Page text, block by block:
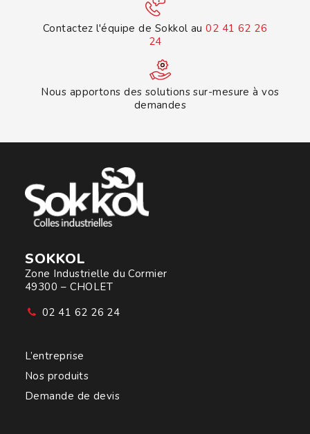
Contactez l'équipe de Sokkol au02 41 62 26
24
Nous apportons des solutions sur-mesure à vos
demandes
SOKKOL
Zone Industrielle du Cormier
49300 – CHOLET
02 41 62 26 24
L’entreprise
Nos produits
Demande de devis